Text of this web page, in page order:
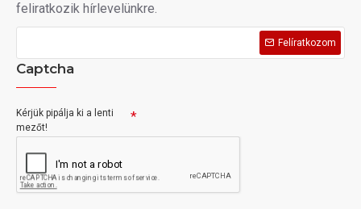
feliratkozik hírlevelünkre.
Felíratkozom
Captcha
Kérjük pipálja ki a lenti
mezőt!